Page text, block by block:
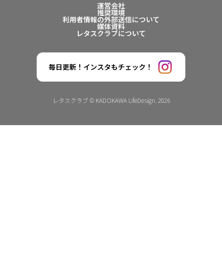
運営会社
推奨環境
利用者情報の外部送信について
媒体資料
レタスクラブについて
毎日更新！インスタもチェック！
レタスクラブ © KADOKAWA LifeDesign. 2026